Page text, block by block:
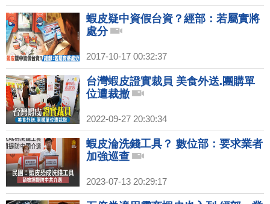
蝦皮疑中資假台資？經部：若屬實將
處分
2017-10-17 00:32:37
台灣蝦皮證實裁員 美食外送.團購單
位遭裁撤
2022-09-27 20:30:34
蝦皮淪洗錢工具？ 數位部：要求業者
加強巡查
2023-07-13 20:29:17